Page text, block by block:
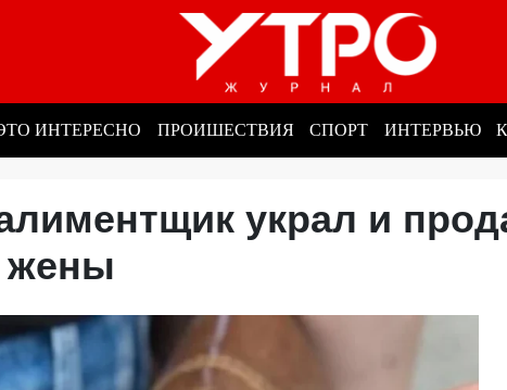
ИНТЕРЕСНО ПРОИШЕСТВИЯ СПОРТ ИНТЕРВЬЮ
украл и
жены